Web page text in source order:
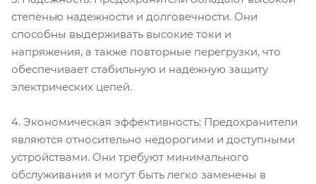
степенью надежности и долговечности. Они
способны выдерживать высокие токи и
напряжения, а также повторные перегрузки, что
обеспечивает стабильную и надежную защиту
электрических цепей.
4. Экономическая эффективность: Предохранители
являются относительно недорогими и доступными
устройствами. Они требуют минимального
обслуживания и могут быть легко заменены в